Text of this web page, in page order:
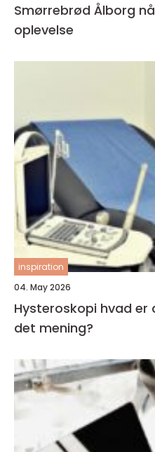
Smørrebrød Ålborg når frokost bliver en
oplevelse
inspiration
04. May 2026
Hysteroskopi hvad er det, og hvornår giver
det mening?